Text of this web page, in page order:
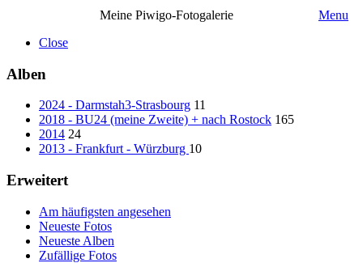
Meine Piwigo-Fotogalerie
Menu
Close
Alben
2024 - Darmstah3-Strasbourg 11
2018 - BU24 (meine Zweite) + nach Rostock 165
2014 24
2013 - Frankfurt - Würzburg 10
Erweitert
Am häufigsten angesehen
Neueste Fotos
Neueste Alben
Zufällige Fotos